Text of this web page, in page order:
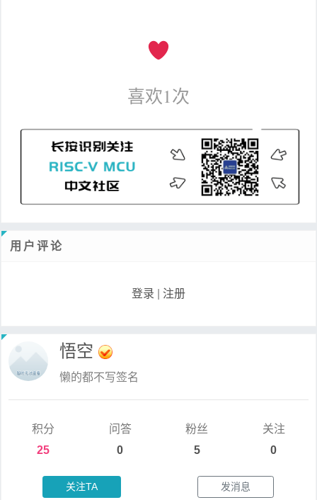
喜欢1次
用户评论
登录 注册
悟空
懒的都不写签名
积分
25
问答
0
粉丝
5
关注
0
关注TA 发消息